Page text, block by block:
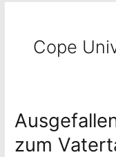
Cope
zum